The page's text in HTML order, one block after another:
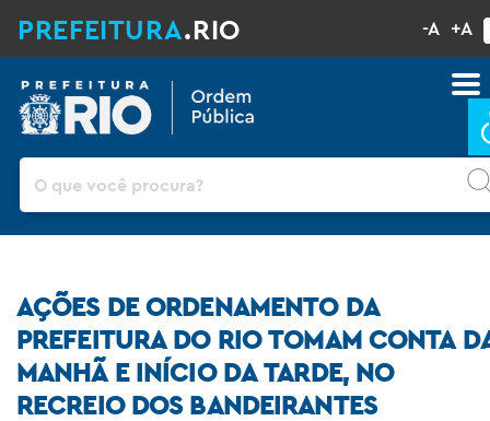
PREFEITURA.RIO -A +A
AÇÕES DE ORDENAMENTO DA
PREFEITURA DO RIO TOMAM CONTA
MANHÃ E INÍCIO DA TARDE, NO
RECREIO DOS BANDEIRANTES